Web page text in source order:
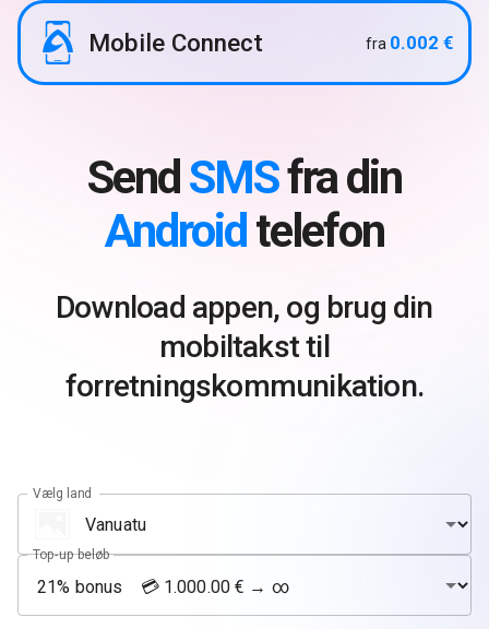
Mobile Connect fra 0.002 €
Send SMSfra din
Android telefon
Download appen, og brug din
mobiltakst til
forretningskommunikation.
Vælg land
Top-up beløb